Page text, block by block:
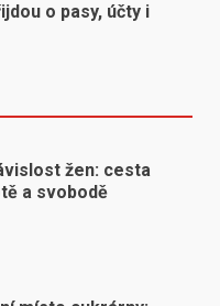
o pasy, účty i
žen: cesta
a svobodě